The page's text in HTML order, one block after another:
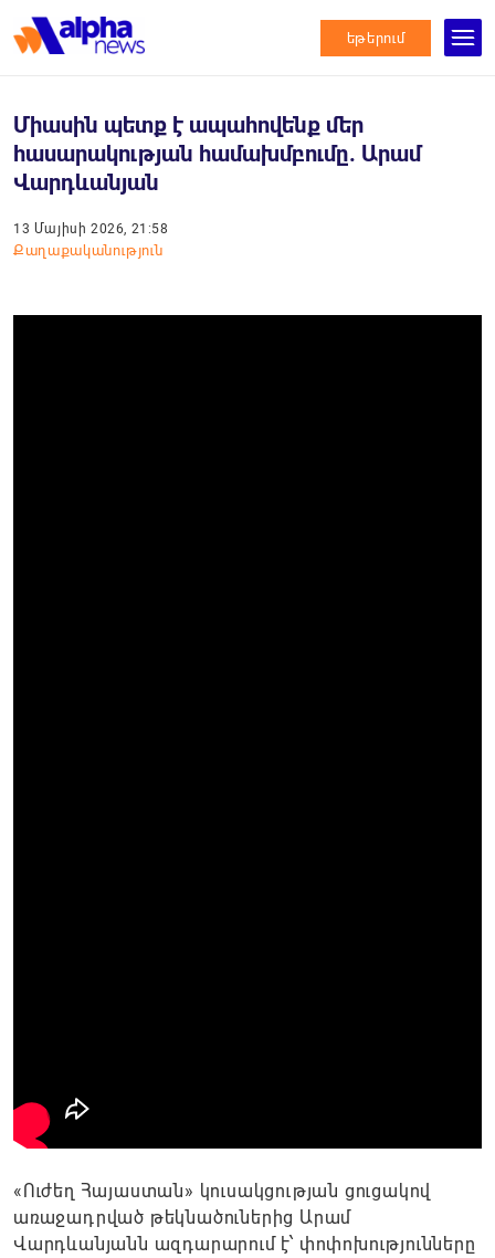
եթերում
Միասին պետք է ապահովենք մեր
հասարակության համախմբումը. Արամ
Վարդևանյան
13 Մայիսի 2026, 21:58
Քաղաքականություն
«Ուժեղ Հայաստան» կուսակցության ցուցակով
առաջադրված թեկնածուներից Արամ
Վարդևանյանն ազդարարում է՝ փոփոխությունները